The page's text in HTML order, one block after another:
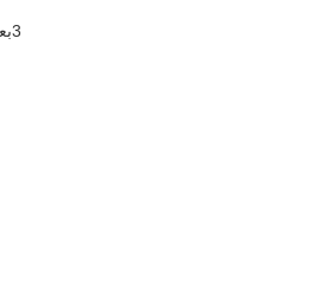
3بعد أن ترسل لنا الدفع، يرجى تقديم نسخة مصرفية إذا أمكن، حتى نتمكن من البدء في ترتيب الإنتاج بأسرع ما يمكن.